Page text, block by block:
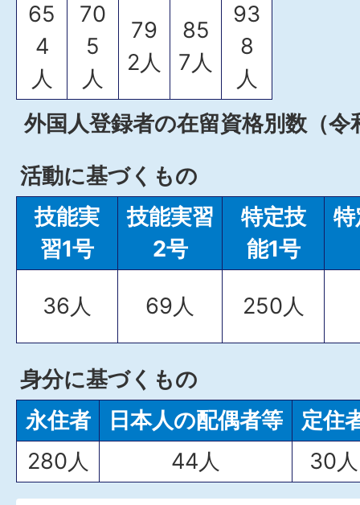
65
4
人
70
5
人
79
2人
85
7人
93
8
人
外国人登録者の在留資格別数（
活動に基づくもの
技能実
習1号
技能実習
2号
特定技
能1号
36人 69人 250人
身分に基づくもの
永住者
日本人の配偶者等
定住
280人
44人 30人